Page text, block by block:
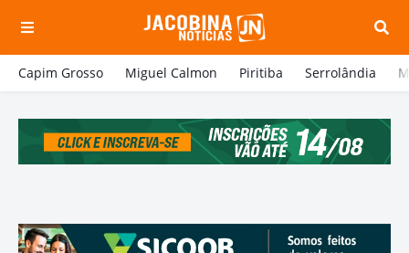
Capim Grosso Miguel Calmon Piritiba Serrolândia